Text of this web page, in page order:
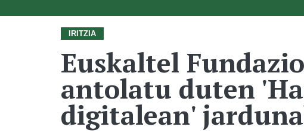
IRITZIA
Euskaltel
antolatu duten
digitalean'